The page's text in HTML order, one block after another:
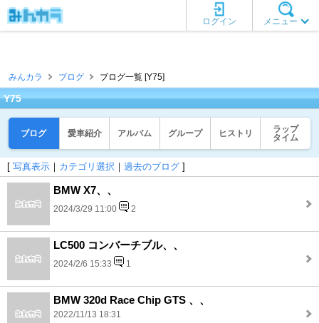
メニュー
ログイン
みんカラ ブログ ブログ一覧 [Y75]
Y75
ブログ 愛車紹介 アルバム グループ ヒストリ
ラップ
タイム
[ 写真表示 ｜ カテゴリ選択 ｜ 過去のブログ ]
BMW X7、、
2024/3/29 11:00 2
LC500 コンバーチブル、、
2024/2/6 15:33 1
BMW 320d Race Chip GTS 、、
2022/11/13 18:31